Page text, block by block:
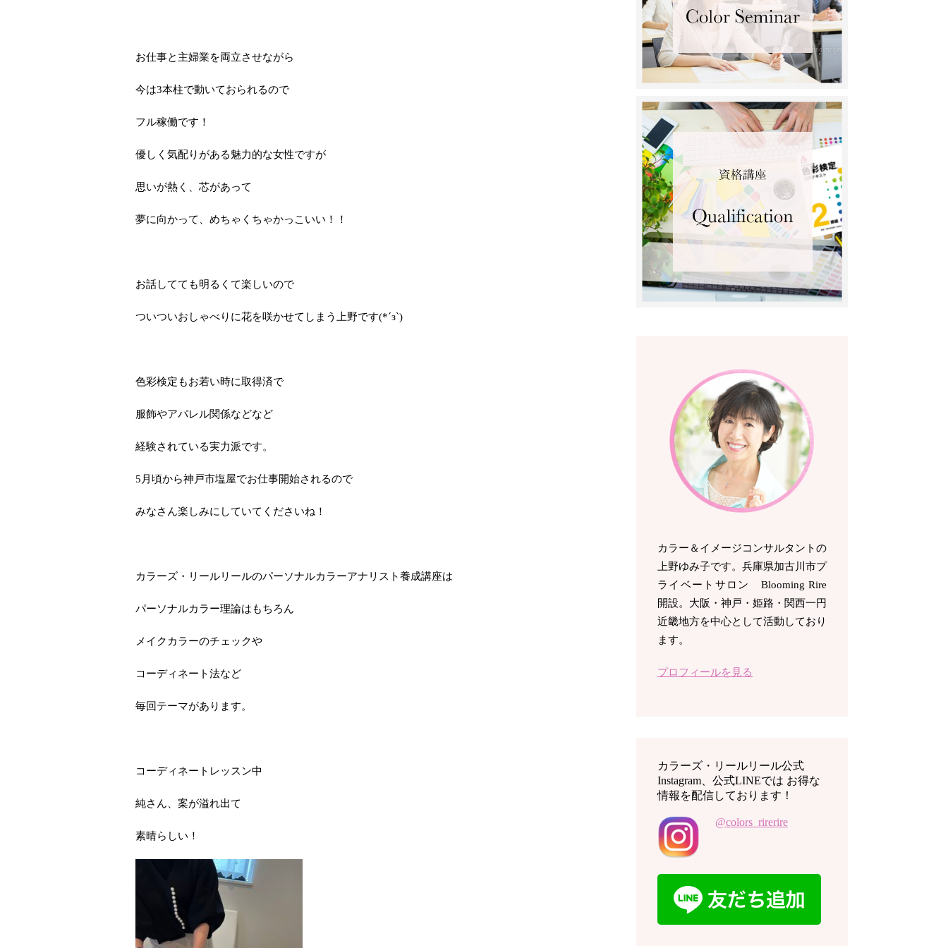
お仕事と主婦業を両立させながら
今は3本柱で動いておられるので
フル稼働です！
優しく気配りがある魅力的な女性ですが
思いが熱く、芯があって
夢に向かって、めちゃくちゃかっこいい！！
お話してても明るくて楽しいので
ついついおしゃべりに花を咲かせてしまう上野です(*´з`)
色彩検定もお若い時に取得済で
服飾やアパレル関係などなど
経験されている実力派です。
5月頃から神戸市塩屋でお仕事開始されるので
みなさん楽しみにしていてくださいね！
カラーズ・リールリールのパーソナルカラーアナリスト養成講座は
パーソナルカラー理論はもちろん
メイクカラーのチェックや
コーディネート法など
毎回テーマがあります。
コーディネートレッスン中
純さん、案が溢れ出て
素晴らしい！
カラー＆イメージコンサルタントの
上野ゆみ子です。兵庫県加古川市プ
ライベートサロン Blooming Rire
開設。 大阪・神戸・姫路・関西一円
近畿地方を中心として活動しており
ます。
プロフィールを見る
カラーズ・リールリール公式
Instagram、公式LINEでは お得な
情報を配信しております！
@colors_rirerire